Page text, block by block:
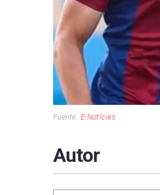
Fuente: E-Notícies
Autor